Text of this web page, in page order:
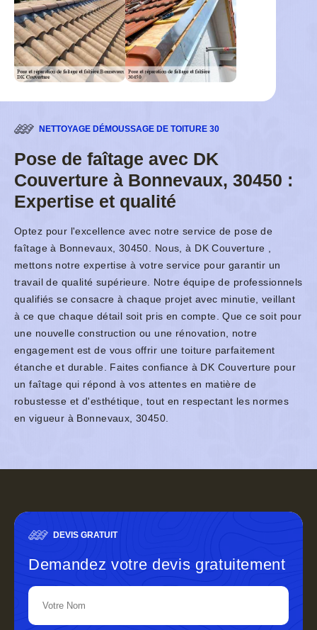
NETTOYAGE DÉMOUSSAGE DE TOITURE 30
Pose de faîtage avec DK
Couverture à Bonnevaux, 30450 :
Expertise et qualité
Optez pour l'excellence avec notre service de pose de
faîtage à Bonnevaux, 30450. Nous, à DK Couverture ,
mettons notre expertise à votre service pour garantir un
travail de qualité supérieure. Notre équipe de professionnels
qualifiés se consacre à chaque projet avec minutie, veillant
à ce que chaque détail soit pris en compte. Que ce soit pour
une nouvelle construction ou une rénovation, notre
engagement est de vous offrir une toiture parfaitement
étanche et durable. Faites confiance à DK Couverture pour
un faîtage qui répond à vos attentes en matière de
robustesse et d'esthétique, tout en respectant les normes
en vigueur à Bonnevaux, 30450.
DEVIS GRATUIT
Demandez votre devis gratuitement